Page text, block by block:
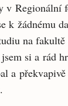
v Regionální
k žádnému
na
si a rád
a